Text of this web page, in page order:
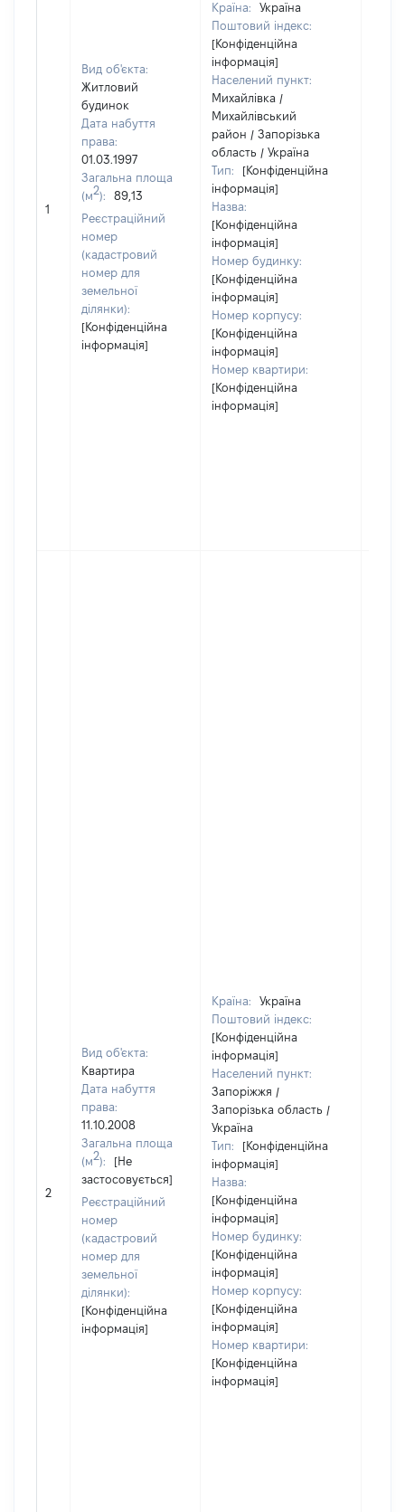
1
Вид об'єкта:
Житловий
будинок
Дата набуття
права:
01.03.1997
Загальна площа
(м2):
89,13
Реєстраційний
номер
(кадастровий
номер для
земельної
ділянки):
[Конфіденційна
інформація]
Країна:
Україна
Поштовий індекс:
[Конфіденційна
інформація]
Населений пункт:
Михайлівка /
Михайлівський
район / Запорізька
область / Україна
Тип:
[Конфіденційна
інформація]
Назва:
[Конфіденційна
інформація]
Номер будинку:
[Конфіденційна
інформація]
Номер корпусу:
[Конфіденційна
інформація]
Номер квартири:
[Конфіденційна
інформація]
2
Вид об'єкта:
Квартира
Дата набуття
права:
11.10.2008
Загальна площа
(м2):
[Не
застосовується]
Реєстраційний
номер
(кадастровий
номер для
земельної
ділянки):
[Конфіденційна
інформація]
Країна:
Україна
Поштовий індекс:
[Конфіденційна
інформація]
Населений пункт:
Запоріжжя /
Запорізька область /
Україна
Тип:
[Конфіденційна
інформація]
Назва:
[Конфіденційна
інформація]
Номер будинку:
[Конфіденційна
інформація]
Номер корпусу:
[Конфіденційна
інформація]
Номер квартири:
[Конфіденційна
інформація]